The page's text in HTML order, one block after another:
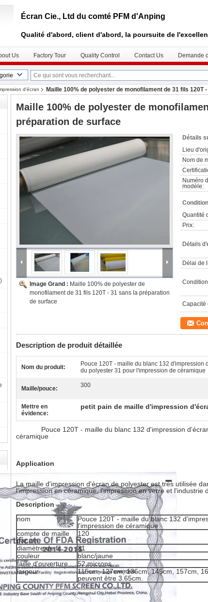
Écran Cie., Ltd du comté PFM d'Anping
Qualité d'abord, client d'abord, la poursuite de
Us Factory Tour Quality Control Contact Us Demande
d'écran
Maille 100% de polyester de monofilament de 31 fils 120T
Maille 100% de polyester de
préparation de surface
Image Grand : Maille 100% de polyester de
monofilament de 31 fils 120T - 31 sans la préparation
de surface
Détails
Lieu
Nom de
Numéro
modèle:
Quantité
Prix:
Détails
Délai de
Capacité
Description de produit détaillée
Nom du produit:
Pouce 120T - maille du blanc 132 d'impression
du polyester 31 pour l'impression de céramique
Maille/pouce: 300
Mettre en
évidence:
petit pain de maille d'impression
Pouce 120T - maille du blanc 132 d'impression d'écran
céramique
Application
La maille d'impression d'écran de polyester est très utilisée
l'impression en céramique, l'impression en verre et l'industrie
Description
nom
Pouce 120T - maille du blanc 132
l'impression de céramique
compte de maille
par cm
120
diamètre de fil
31
couleur
blanc/jaune
taille d'ouverture
52 microns
largeur
115cm, 127cm, 136cm, 145cm, 157cm,
peuvent être 3.65cm.